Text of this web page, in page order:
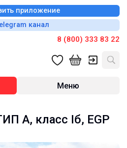
приложение
канал
8 (800) 333 83 22
Меню
А, класс Iб, EGP